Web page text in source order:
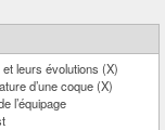
leurs évolutions (X)
d’une coque (X)
l’équipage